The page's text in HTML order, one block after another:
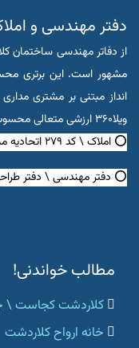
دفتر مهندسی و املاک
از دفاتر مهندسی ساختمان
مشهور است. این برتری
انداز مبتنی بر مشتری
ویلا۳۶۰ ارزشی متعالی محسوب می‌شود.
⭕ املاک \ کد ۲۷۹ اتحادیه مشاورین املاک
⭕ دفتر مهندسی \ دفتر طراحی ۹۲۰
مطالب خواندنی!
کلاردشت کجاست \
خانه ارواح کلاردشت